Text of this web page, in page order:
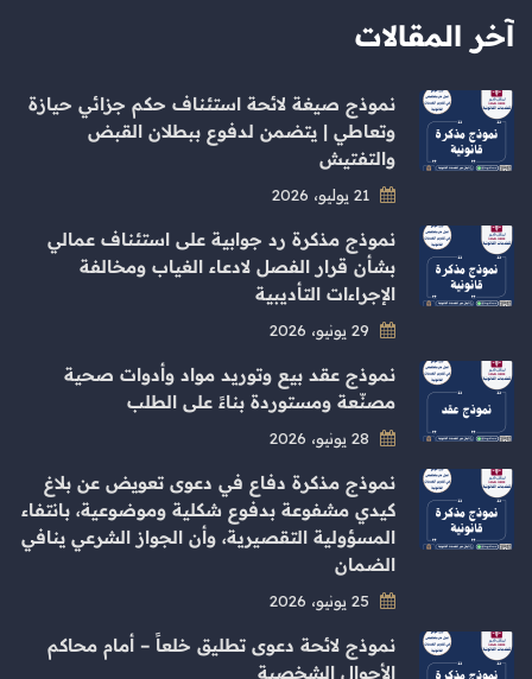
آخر المقالات
نموذج صيغة لائحة استئناف حكم جزائي حيازة
وتعاطي | يتضمن لدفوع ببطلان القبض
والتفتيش
نموذج مذكرة رد جوابية على استئناف عمالي
بشأن قرار الفصل لادعاء الغياب ومخالفة
الإجراءات التأديبية
نموذج عقد بيع وتوريد مواد وأدوات صحية
مصنّعة ومستوردة بناءً على الطلب
نموذج مذكرة دفاع في دعوى تعويض عن بلاغ
كيدي مشفوعة بدفوع شكلية وموضوعية، بانتفاء
المسؤولية التقصيرية، وأن الجواز الشرعي ينافي
الضمان
نموذج لائحة دعوى تطليق خلعاً – أمام محاكم
الأحوال الشخصية